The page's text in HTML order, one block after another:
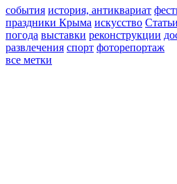
события история, антиквариат
праздники Крыма искусство
погода выставки реконструкции
развлечения спорт фоторепортаж
все метки